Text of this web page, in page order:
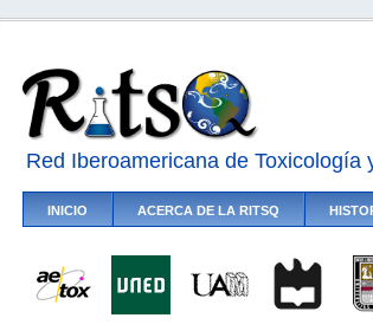
Red Iberoamericana de Toxicología
INICIO ACERCA DE LA RITSQ